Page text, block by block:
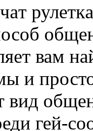
вам
и
гей-